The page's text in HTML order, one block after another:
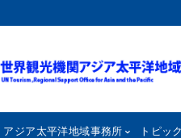
アジア太平洋地域事務所 トピッ